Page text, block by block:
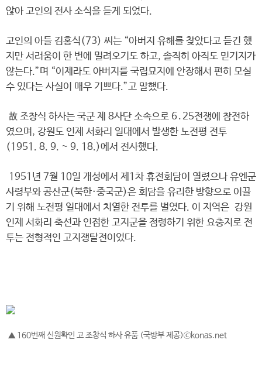
않아 고인의 전사 소식을 듣게 되었다.
고인의 아들 김홍식(73) 씨는 “아버지 유해를 찾았다고 듣긴 했
지만 서러움이 한 번에 밀려오기도 하고, 솔직히 아직도 믿기지가
않는다.”며 “이제라도 아버지를 국립묘지에 안장해서 편히 모실
수 있다는 사실이 매우 기쁘다.”고 말했다.
故 조창식 하사는 국군 제 8사단 소속으로 6․25전쟁에 참전하
였으며, 강원도 인제 서화리 일대에서 발생한 노전평 전투
(1951. 8. 9. ~ 9. 18.)에서 전사했다.
1951년 7월 10일 개성에서 제1차 휴전회담이 열렸으나 유엔군
사령부와 공산군(북한·중국군)은 회담을 유리한 방향으로 이끌
기 위해 노전평 일대에서 치열한 전투를 벌였다. 이 지역은 강원
인제 서화리 축선과 인접한 고지군을 점령하기 위한 요충지로 전
투는 전형적인 고지쟁탈전이었다.
▲ 160번째 신원확인 고 조창식 하사 유품 (국방부 제공)ⓒkonas.net